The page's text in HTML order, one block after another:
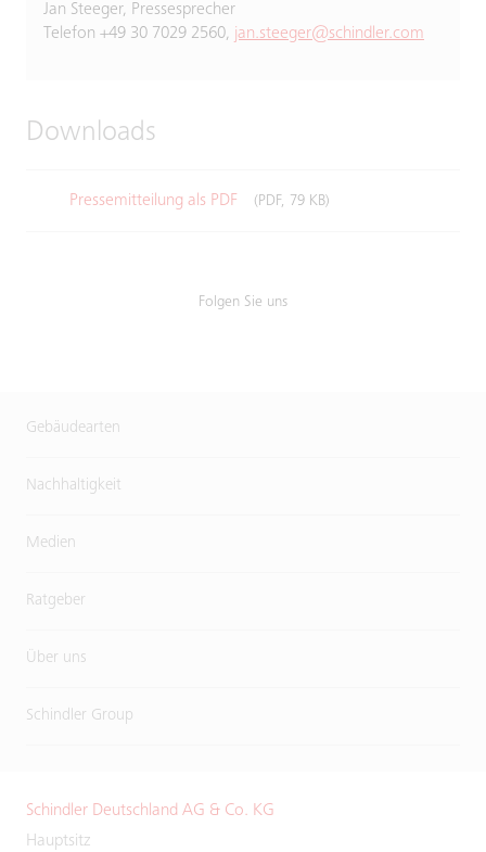
Jan Steeger, Pressesprecher
Telefon +49 30 7029 2560, jan.steeger@schindler.com
Downloads
Pressemitteilung als PDF (PDF, 79 KB)
Folgen Sie uns
Gebäudearten
Nachhaltigkeit
Medien
Ratgeber
Über uns
Schindler Group
Schindler Deutschland AG & Co. KG
Hauptsitz